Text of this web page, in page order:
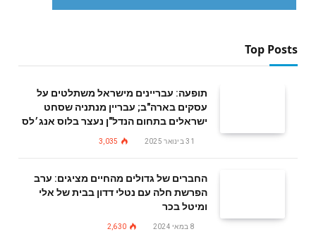
Top Posts
תופעה: עבריינים מישראל משתלטים על
עסקים בארה"ב; עבריין מנתניה שסחט
ישראלים בתחום הנדל"ן נעצר בלוס אנג׳לס
31 בינואר 2025 3,035
החברים של גדולים מהחיים מציגים: ערב
הפרשת חלה עם נטלי דדון בבית של אלי
ומיטל בכר
8 במאי 2024 2,630